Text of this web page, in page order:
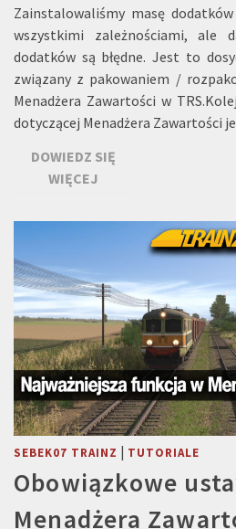
Zainstalowaliśmy masę
wszystkimi zależnościami, ale
dodatków są błędne. Jest to
związany z pakowaniem /
Menadżera Zawartości w
dotyczącej Menadżera Zawartości
DOWIEDZ SIĘ
WIĘCEJ
SEBEK07 TRAINZ | TUTORIALE
Obowiązkowe
Menadżera